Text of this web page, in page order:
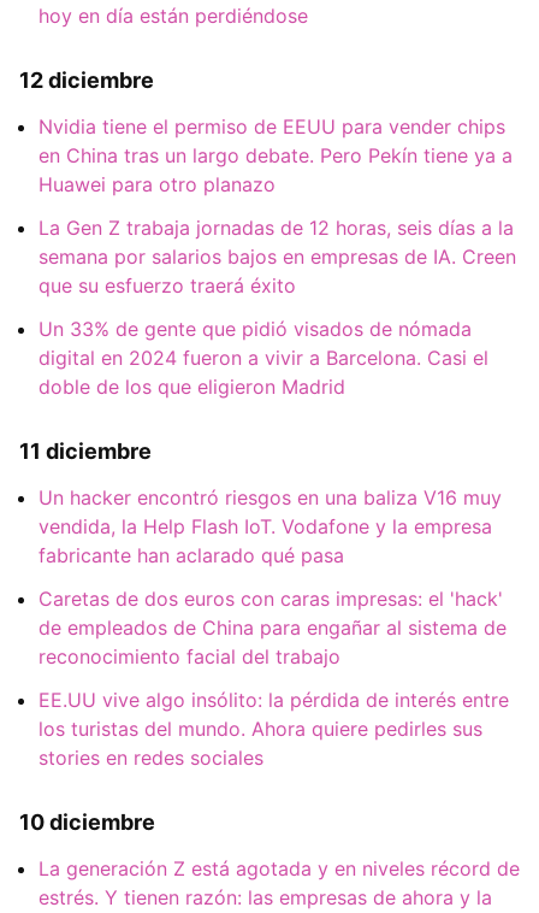
hoy en día están perdiéndose
12 diciembre
Nvidia tiene el permiso de EEUU para vender chips
en China tras un largo debate. Pero Pekín tiene ya a
Huawei para otro planazo
La Gen Z trabaja jornadas de 12 horas, seis días a la
semana por salarios bajos en empresas de IA. Creen
que su esfuerzo traerá éxito
Un 33% de gente que pidió visados de nómada
digital en 2024 fueron a vivir a Barcelona. Casi el
doble de los que eligieron Madrid
11 diciembre
Un hacker encontró riesgos en una baliza V16 muy
vendida, la Help Flash IoT. Vodafone y la empresa
fabricante han aclarado qué pasa
Caretas de dos euros con caras impresas: el 'hack'
de empleados de China para engañar al sistema de
reconocimiento facial del trabajo
EE.UU vive algo insólito: la pérdida de interés entre
los turistas del mundo. Ahora quiere pedirles sus
stories en redes sociales
10 diciembre
La generación Z está agotada y en niveles récord de
estrés. Y tienen razón: las empresas de ahora y la